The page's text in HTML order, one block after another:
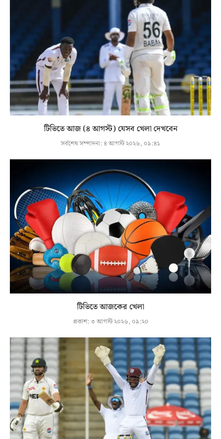
টিভিতে আজ (৪ আগস্ট) যেসব খেলা দেখবেন
সর্বশেষ সম্পাদনা: ৪ আগস্ট ২০২৬, ০৯:৪১
টিভিতে আজকের খেলা
প্রকাশ:৩ আগস্ট ২০২৬, ০৯:২০